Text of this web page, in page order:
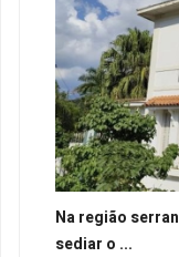
Na região
sediar o ...